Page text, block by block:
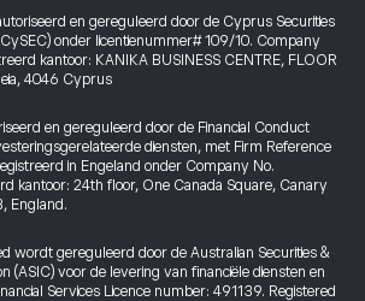
en gereguleerd door de Cyprus Securities
onder licentienummer# 109/10. Company
kantoor: KANIKA BUSINESS CENTRE, FLOOR
4046 Cyprus
en gereguleerd door de Financial Conduct
diensten, met Firm Reference
in Engeland onder Company No.
kantoor: 24th floor, One Canada Square, Canary
England.
wordt gereguleerd door de Australian Securities &
(ASIC) voor de levering van financiële diensten en
Services Licence number: 491139. Registered